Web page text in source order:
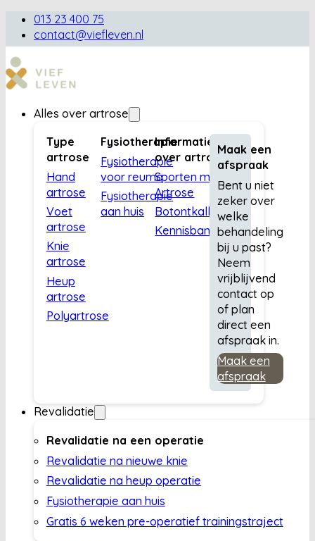
013 23 400 75
contact@viefleven.nl
Alles over artrose
Type
artrose
Hand
artrose
Voet
artrose
Knie
artrose
Heup
artrose
Polyartrose
Fysiotherapie
Fysiotherapie
voor reuma
Fysiotherapie
aan huis
Informatie
over artrose
Sporten met
Artrose
Botontkalking
Kennisbank
Maak een
afspraak
Bent u niet
zeker over
welke
behandeling
bij u past?
Neem
vrijblijvend
contact op
of plan
direct een
afspraak in.
Maak een
afspraak
Revalidatie
Revalidatie na een operatie
Revalidatie na nieuwe knie
Revalidatie na heup operatie
Fysiotherapie aan huis
Gratis 6 weken pre-operatief trainingstraject